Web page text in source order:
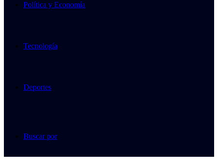
Política y Economía
Tecnología
Deportes
Buscar por